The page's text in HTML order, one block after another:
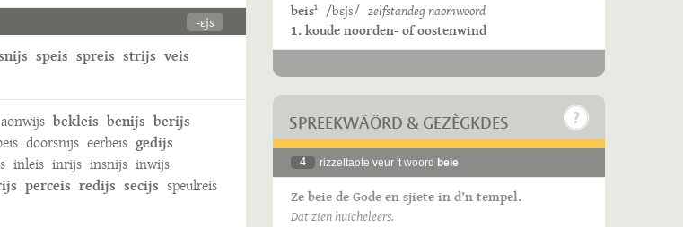
-ɛjs
speis spreis strijs veis
aonwijs bekleis benijs berijs
doorsnijs eerbeis gedijs
inleis inrijs insnijs inwijs
perceis redijs secijs speulreis
beis1 /bɛjs/ zelfstandeg naomwoord
1. koude noorden- of oostenwind
SPREEKWÄÖRD & GEZÈGKDES
4 rizzeltaote veur 't woord beie
Ze beie de Gode en sjiete in d’n tempel.
Dat zien huicheleers.